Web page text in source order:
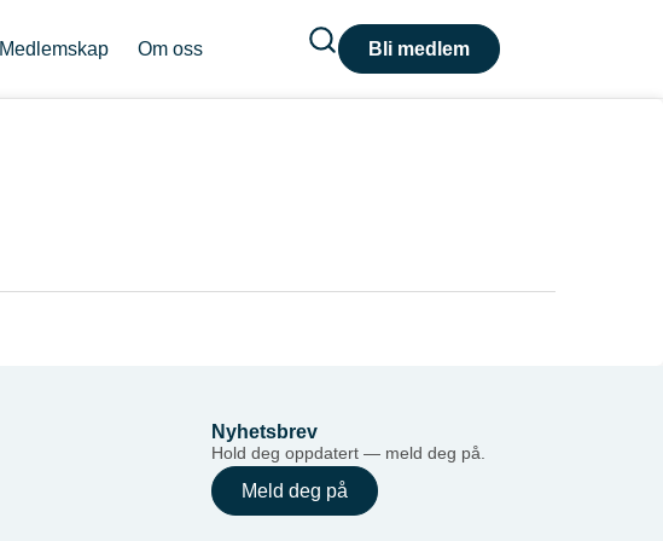
Medlemskap Om oss Bli medlem
Nyhetsbrev
Hold deg oppdatert — meld deg på.
Meld deg på